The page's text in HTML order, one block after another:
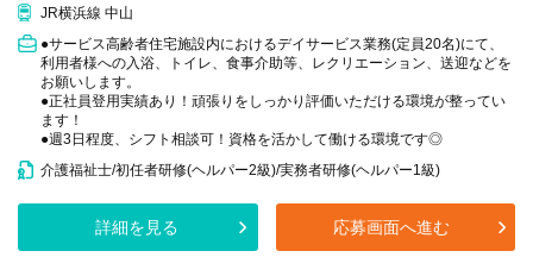
JR横浜線 中山
●サービス高齢者住宅施設内におけるデイサービス業務(定員20名)にて、
利用者様への入浴、トイレ、食事介助等、レクリエーション、送迎などを
お願いします。
●正社員登用実績あり！頑張りをしっかり評価いただける環境が整ってい
ます！
●週3日程度、シフト相談可！資格を活かして働ける環境です◎
介護福祉士/初任者研修(ヘルパー2級)/実務者研修(ヘルパー1級)
詳細を見る 応募画面へ進む